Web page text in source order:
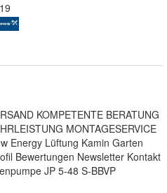
KOMPETENTE BERATUNG
MONTAGESERVICE
Energy Lüftung Kamin Garten
Bewertungen Newsletter Kontakt
JP 5-48 S-BBVP